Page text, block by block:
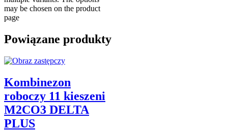
may be chosen on the product
page
Powiązane produkty
Kombinezon
roboczy 11 kieszeni
M2CO3 DELTA
PLUS